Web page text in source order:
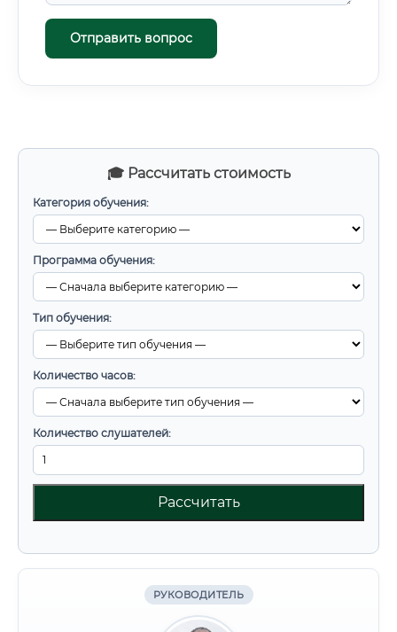
🎓 Рассчитать стоимость
Категория обучения:
Программа обучения:
Тип обучения:
Количество часов:
Количество слушателей:
Рассчитать
РУКОВОДИТЕЛЬ
Отправить вопрос